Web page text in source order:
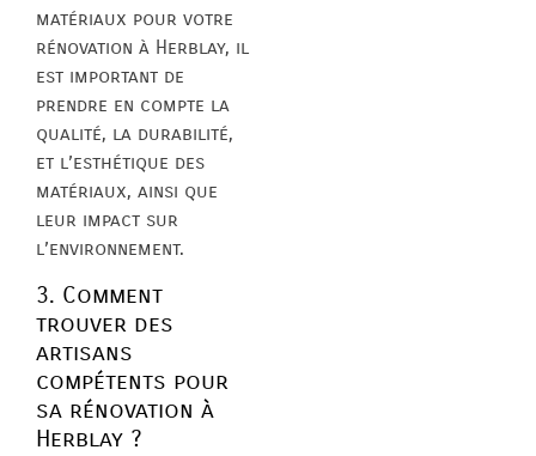
matériaux pour votre
rénovation à Herblay, il
est important de
prendre en compte la
qualité, la durabilité,
et l’esthétique des
matériaux, ainsi que
leur impact sur
l’environnement.
3. Comment
trouver des
artisans
compétents pour
sa rénovation à
Herblay ?